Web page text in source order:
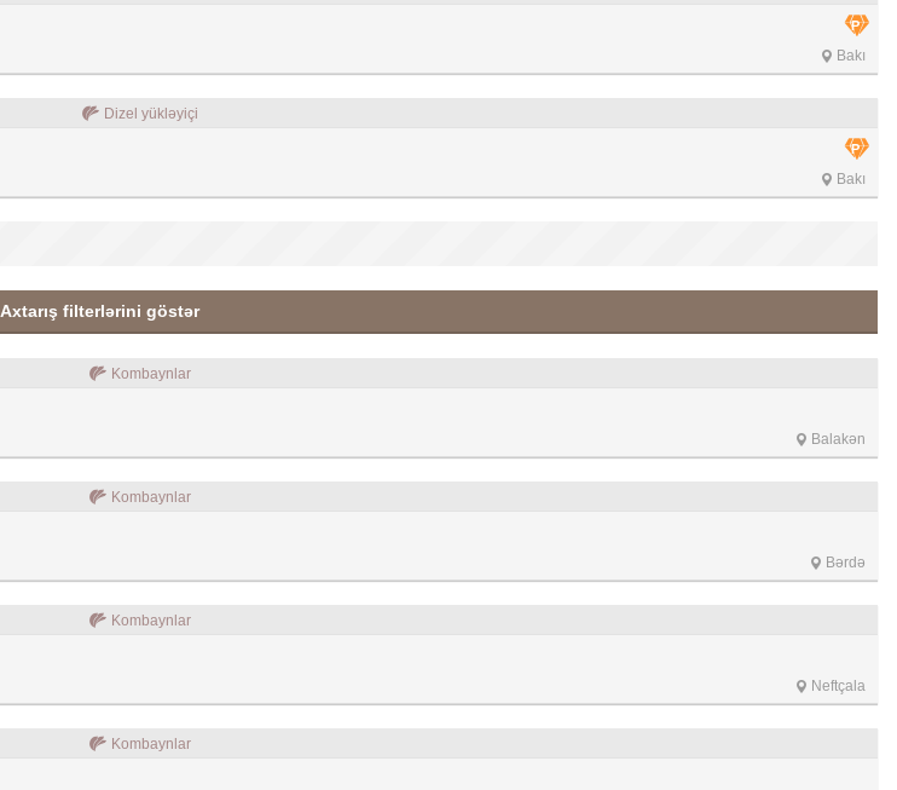
Bakı
Dizel yükləyiçi
Bakı
Axtarış filterlərini göstər
Kombaynlar
Balakən
Kombaynlar
Bərdə
Kombaynlar
Neftçala
Kombaynlar